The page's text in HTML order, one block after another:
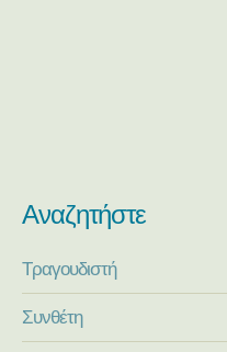
Αναζητήστε
Τραγουδιστή
Συνθέτη